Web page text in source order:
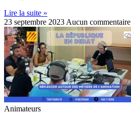
Lire la suite »
23 septembre 2023 Aucun commentaire
Animateurs